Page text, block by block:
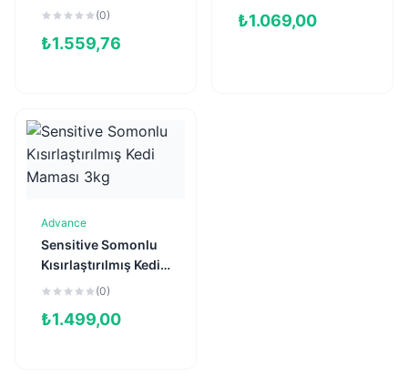
ve Kavunlu Tahılsız
1,5kg
(0)
₺1.559,76
Maması 2kg
₺1.069,00
Sepete Ekle
Advance
Sensitive Somonlu
Kısırlaştırılmış Kedi
Maması 3kg
(0)
₺1.499,00